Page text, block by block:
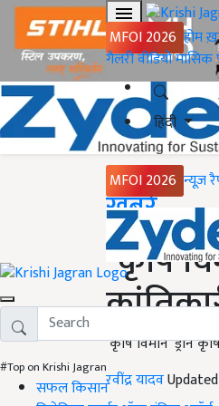
MFOI 2026 होम
गैलरीवीडियोमासिक
हिंदी
MFOI 2026 न्यूज़
#Top on Krishi Jagran
सफल किसान
Home
ख़बरें
"कृषि
‘कृषि विमान’ ड्रोन
रवींद्र यादव